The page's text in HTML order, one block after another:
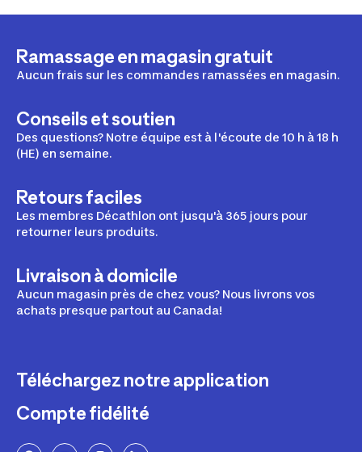
Ramassage en magasin gratuit
Aucun frais sur les commandes ramassées en magasin.
Conseils et soutien
Des questions? Notre équipe est à l'écoute de 10 h à 18 h
(HE) en semaine.
Retours faciles
Les membres Décathlon ont jusqu'à 365 jours pour
retourner leurs produits.
Livraison à domicile
Aucun magasin près de chez vous? Nous livrons vos
achats presque partout au Canada!
Téléchargez notre application
Compte fidélité